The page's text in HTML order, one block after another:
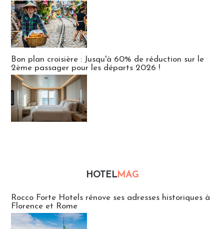
Bon plan croisière : Jusqu'à 60% de réduction sur le
2ème passager pour les départs 2026 !
HOTELMAG
Rocco Forte Hotels rénove ses adresses historiques à
Florence et Rome